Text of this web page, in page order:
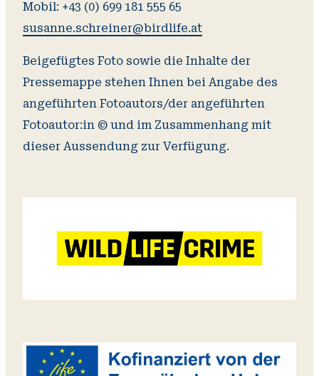
susanne.schreiner@birdlife.at
Beigefügtes Foto sowie die Inhalte der
Pressemappe stehen Ihnen bei Angabe des
angeführten Fotoautors/der angeführten
Fotoautor:in © und im Zusammenhang mit
dieser Aussendung zur Verfügung.